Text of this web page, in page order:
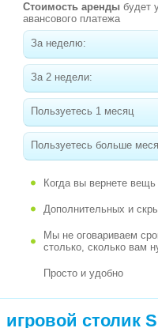
Стоимость аренды будет
авансового платежа
За неделю:
За 2 недели:
Пользуетесь 1 месяц
Пользуетесь больше
Когда вы вернете
Дополнительных и
Мы не оговариваем
столько, сколько вам
Просто и удобно
столик